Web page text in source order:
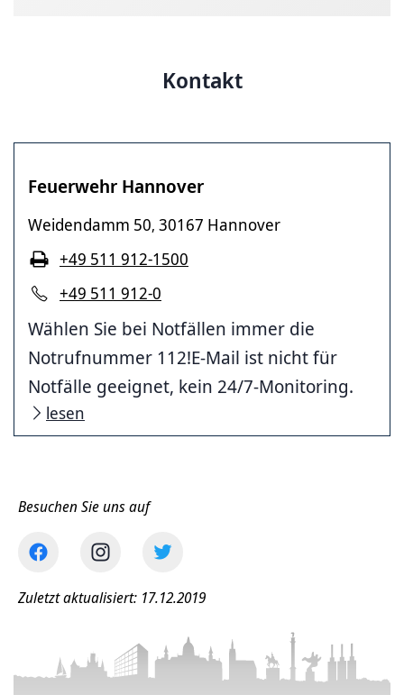
Kontakt
Feuerwehr Hannover
Weidendamm 50, 30167 Hannover
+49 511 912-0
+49 511 912-1500
Wählen Sie bei Notfällen immer die
Notrufnummer 112!E-Mail ist nicht für
Notfälle geeignet, kein 24/7-Monitoring.
lesen
Besuchen Sie uns auf
Zuletzt aktualisiert: 17.12.2019